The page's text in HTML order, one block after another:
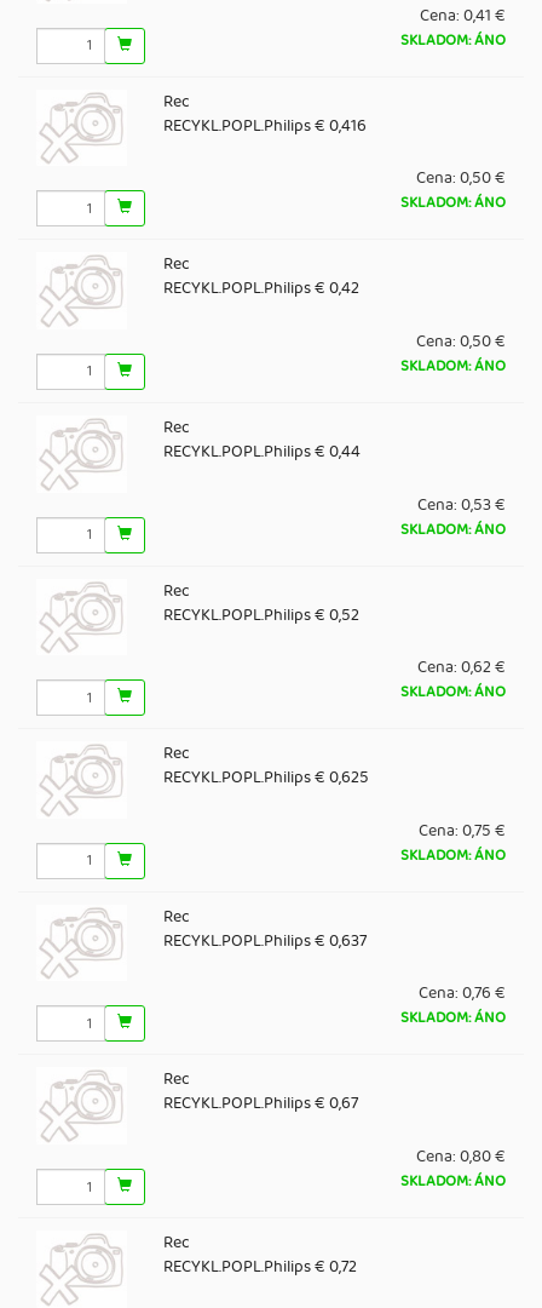
Cena:0,41 €
SKLADOM: ÁNO
Rec
RECYKL.POPL.Philips € 0,416
Cena:0,50 €
SKLADOM: ÁNO
Rec
RECYKL.POPL.Philips € 0,42
Cena:0,50 €
SKLADOM: ÁNO
Rec
RECYKL.POPL.Philips € 0,44
Cena:0,53 €
SKLADOM: ÁNO
Rec
RECYKL.POPL.Philips € 0,52
Cena:0,62 €
SKLADOM: ÁNO
Rec
RECYKL.POPL.Philips € 0,625
Cena:0,75 €
SKLADOM: ÁNO
Rec
RECYKL.POPL.Philips € 0,637
Cena:0,76 €
SKLADOM: ÁNO
Rec
RECYKL.POPL.Philips € 0,67
Cena:0,80 €
SKLADOM: ÁNO
Rec
RECYKL.POPL.Philips € 0,72